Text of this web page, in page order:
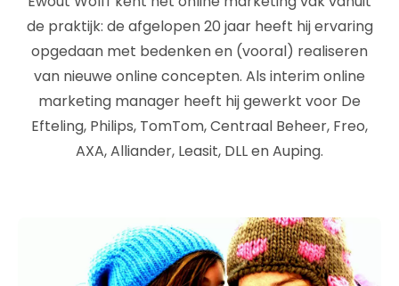
de praktijk: de afgelopen 20 jaar heeft hij ervaring
opgedaan met bedenken en (vooral) realiseren
van nieuwe online concepten. Als interim online
marketing manager heeft hij gewerkt voor De
Efteling, Philips, TomTom, Centraal Beheer, Freo,
AXA, Alliander, Leasit, DLL en Auping.